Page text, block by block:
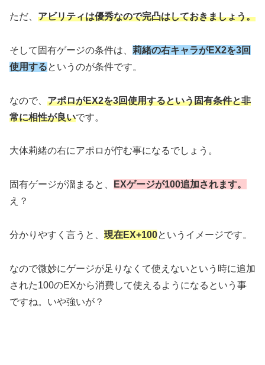
ただ、 アビリティは優秀なので完凸はしておきましょう。
そして固有ゲージの条件は、 莉緒の右キャラがEX2を3回
使用するというのが条件です。
なので、 アポロがEX2を3回使用するという固有条件と非
常に相性が良いです。
大体莉緒の右にアポロが佇む事になるでしょう。
固有ゲージが溜まると、
EXゲージが100追加されます。
え？
分かりやすく言うと、 現在EX+100というイメージです。
なので微妙にゲージが足りなくて使えないという時に追加
された100のEXから消費して使えるようになるという事
ですね。いや強いが？